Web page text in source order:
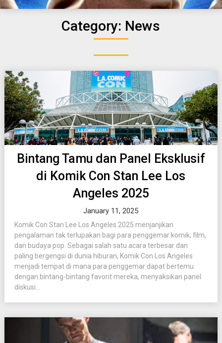
Category: News
Bintang Tamu dan Panel Eksklusif
di Komik Con Stan Lee Los
Angeles 2025
January 11, 2025
Komik Con Stan Lee Los Angeles 2025 menjanjikan
pengalaman tak terlupakan bagi para penggemar komik, film,
dan budaya pop. Sebagai salah satu acara terbesar dan
paling bergengsi di dunia hiburan, Komik Con Los Angeles
menjadi tempat di mana para penggemar dapat bertemu
dengan bintang-bintang favorit mereka, menyaksikan panel
diskusi...